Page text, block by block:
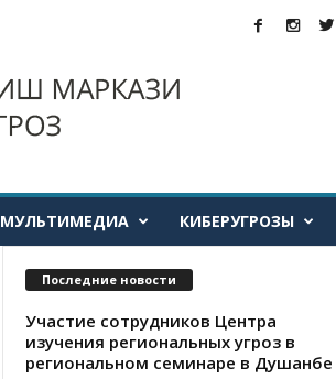
МУЛЬТИМЕДИА КИБЕРУГРОЗЫ
Последние новости
Участие сотрудников Центра
изучения региональных угроз в
региональном семинаре в Душанбе